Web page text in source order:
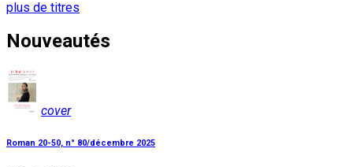
plus de titres
Nouveautés
cover
Roman 20-50, n° 80/décembre 2025